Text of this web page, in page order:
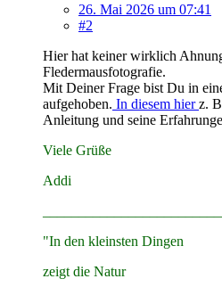
26. Mai 2026 um 07:41
#2
Hier hat keiner wirklich
Fledermausfotografie.
Mit Deiner Frage bist Du in
aufgehoben. In diesem hierz.
Anleitung und seine
Viele Grüße
Addi
"In den kleinsten Dingen
zeigt die Natur